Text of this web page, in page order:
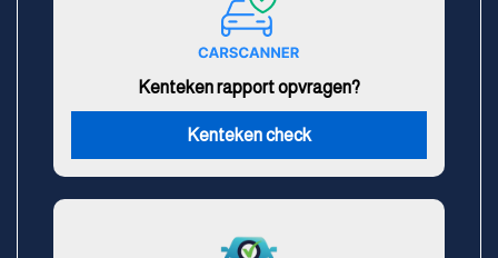
Kenteken rapport opvragen?
Kenteken check